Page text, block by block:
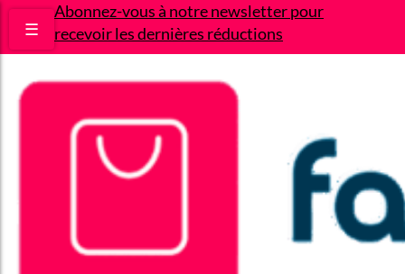
Abonnez-vous à notre newsletter pour
recevoir les dernières réductions
☰